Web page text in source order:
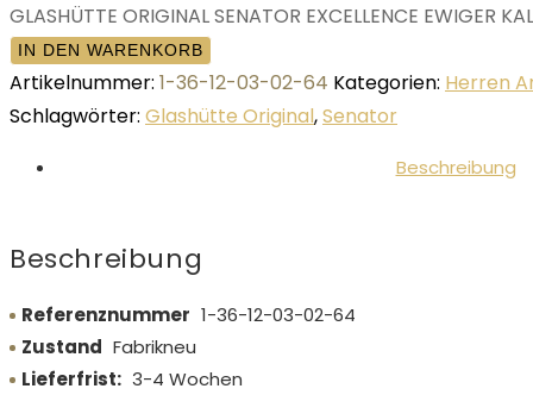
GLASHÜTTE ORIGINAL SENATOR EXCELLENCE EWIGER
IN DEN WARENKORB
Artikelnummer: 1-36-12-03-02-64 Kategorien: Herren
Schlagwörter: Glashütte Original,Senator
Beschreibung
Beschreibung
Referenznummer 1-36-12-03-02-64
Zustand Fabrikneu
Lieferfrist: 3-4 Wochen